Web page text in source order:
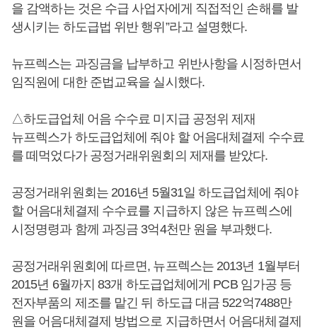
을 감액하는 것은 수급 사업자에게 직접적인 손해를 발
생시키는 하도급법 위반 행위”라고 설명했다.
뉴프렉스는 과징금을 납부하고 위반사항을 시정하면서
임직원에 대한 준법교육을 실시했다.
△하도급업체 어음 수수료 미지급 공정위 제재
뉴프렉스가 하도급업체에 줘야 할 어음대체결제 수수료
를 떼먹었다가 공정거래위원회의 제재를 받았다.
공정거래위원회는 2016년 5월31일 하도급업체에 줘야
할 어음대체결제 수수료를 지급하지 않은 뉴프렉스에
시정명령과 함께 과징금 3억4천만 원을 부과했다.
공정거래위원회에 따르면, 뉴프렉스는 2013년 1월부터
2015년 6월까지 83개 하도급업체에게 PCB 임가공 등
전자부품의 제조를 맡긴 뒤 하도급 대금 522억7488만
원을 어음대체결제 방법으로 지급하면서 어음대체결제